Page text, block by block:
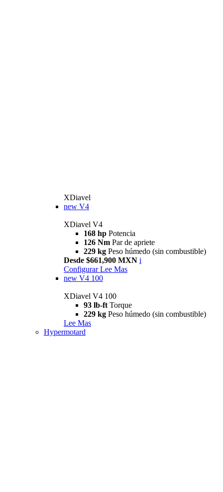
XDiavel
new V4
XDiavel V4
168 hp Potencia
126 Nm Par de apriete
229 kg Peso húmedo (sin combustible)
Desde $661,900 MXN i
Configurar Lee Mas
new V4 100
XDiavel V4 100
93 lb-ft Torque
229 kg Peso húmedo (sin combustible)
Lee Mas
Hypermotard